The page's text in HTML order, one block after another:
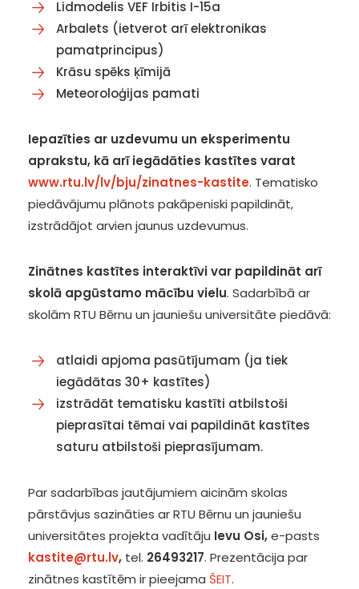
Lidmodelis VEF Irbitis I-15a
Arbalets (ietverot arī elektronikas
pamatprincipus)
Krāsu spēks ķīmijā
Meteoroloģijas pamati
Iepazīties ar uzdevumu un eksperimentu
aprakstu, kā arī iegādāties kastītes varat
www.rtu.lv/lv/bju/zinatnes-kastite. Tematisko
piedāvājumu plānots pakāpeniski papildināt,
izstrādājot arvien jaunus uzdevumus.
Zinātnes kastītes interaktīvi var papildināt arī
skolā apgūstamo mācību vielu. Sadarbībā ar
skolām RTU Bērnu un jauniešu universitāte piedāvā:
atlaidi apjoma pasūtījumam (ja tiek
iegādātas 30+ kastītes)
izstrādāt tematisku kastīti atbilstoši
pieprasītai tēmai vai papildināt kastītes
saturu atbilstoši pieprasījumam.
Par sadarbības jautājumiem aicinām skolas
pārstāvjus sazināties ar RTU Bērnu un jauniešu
universitātes projekta vadītāju Ievu Osi,e-pasts
kastite@rtu.lv, tel. 26493217. Prezentācija par
zinātnes kastītēm ir pieejama ŠEIT.